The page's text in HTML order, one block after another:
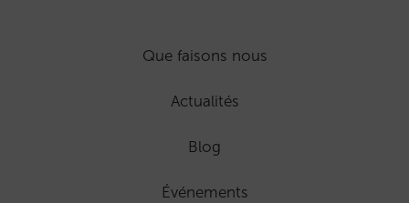
Que faisons nous
Actualités
Blog
Événements